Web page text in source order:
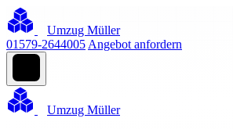
Umzug Müller
01579-2644005 Angebot anfordern
Umzug Müller